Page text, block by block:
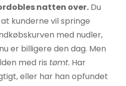
natten over. Du
kunderne vil springe
med nudler,
er billigere den dag. Men
med ris tømt. Har
eller har han opfundet